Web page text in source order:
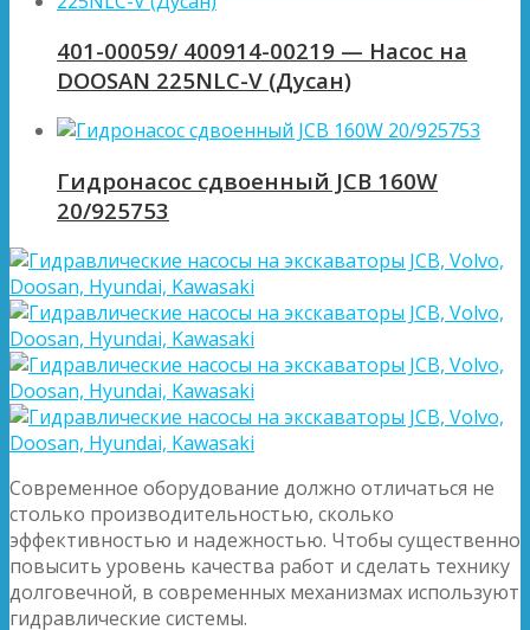
401-00059/ 400914-00219 — Насос на
DOOSAN 225NLC-V (Дусан)
Гидронасос сдвоенный JCB 160W
20/925753
Современное оборудование должно отличаться не
столько производительностью, сколько
эффективностью и надежностью. Чтобы существенно
повысить уровень качества работ и сделать технику
долговечной, в современных механизмах используют
гидравлические системы.